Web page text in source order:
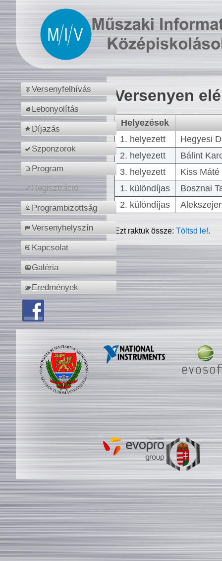
Versenyfelhívás
Lebonyolítás
Díjazás
Szponzorok
Program
Regisztráció
Programbizottság
Versenyhelyszín
Kapcsolat
Galéria
Eredmények
Versenyen
Helyezések
1. helyezett
Hegyesi
2. helyezett
Bálint
3. helyezett
Kiss
1. különdíjas
Bosznai
2. különdíjas
Ezt raktuk össze:Töltsd le!.